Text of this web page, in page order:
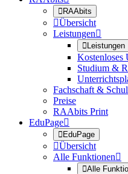
RAAbits
Übersicht
Leistungen
Leistungen
Kostenloses
Studium &
Fachschaft &
Preise
RAAbits Print
EduPage
EduPage
Übersicht
Alle Funktionen
Alle